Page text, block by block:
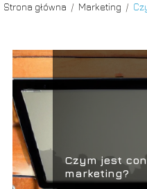
Strona główna / Marketing /
Czym jest
marketing?